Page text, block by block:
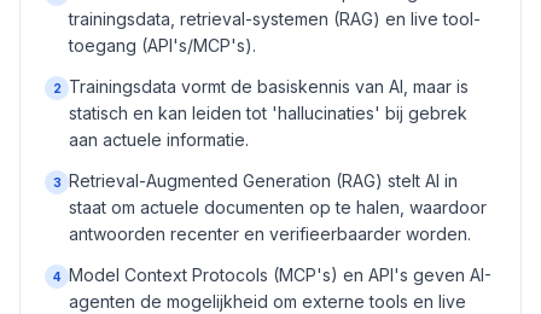
trainingsdata, retrieval-systemen (RAG) en live tool-
toegang (API's/MCP's).
2
Trainingsdata vormt de basiskennis van AI, maar is
statisch en kan leiden tot 'hallucinaties' bij gebrek
aan actuele informatie.
3 Retrieval-Augmented Generation (RAG) stelt AI in
staat om actuele documenten op te halen, waardoor
antwoorden recenter en verifieerbaarder worden.
4 Model Context Protocols (MCP's) en API's geven AI-
agenten de mogelijkheid om externe tools en live